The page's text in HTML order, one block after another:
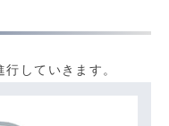
していきます。